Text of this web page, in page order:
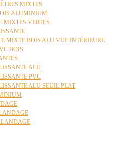
MIXTES
ALUMINIUM
MIXTES VERTES
MIXTE BOIS ALU VUE INTÉRIEURE
BOIS
ALU
PVC
ALU SEUIL PLAT